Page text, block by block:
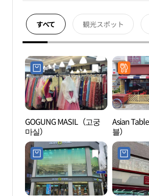
すべて 観光スポット
GOGUNG MASIL（고궁
마실）
Asian
블）